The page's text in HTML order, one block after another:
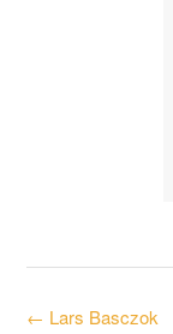
Post
← Lars Basczok